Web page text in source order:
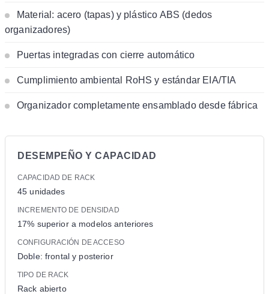
Material: acero (tapas) y plástico ABS (dedos
organizadores)
Puertas integradas con cierre automático
Cumplimiento ambiental RoHS y estándar EIA/TIA
Organizador completamente ensamblado desde fábrica
DESEMPEÑO Y CAPACIDAD
CAPACIDAD DE RACK
45 unidades
INCREMENTO DE DENSIDAD
17% superior a modelos anteriores
CONFIGURACIÓN DE ACCESO
Doble: frontal y posterior
TIPO DE RACK
Rack abierto